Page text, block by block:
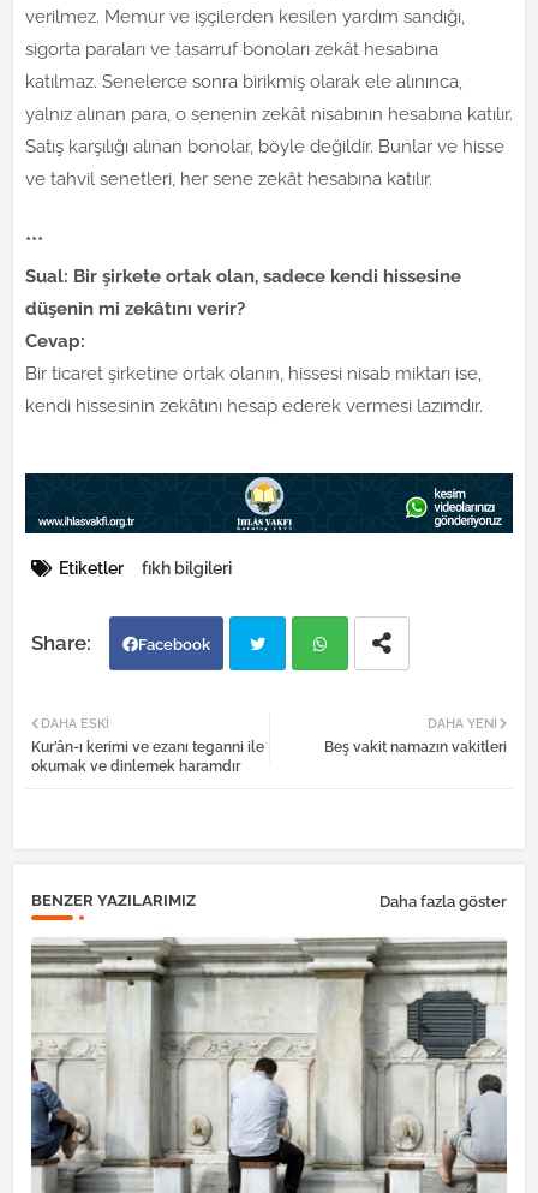
verilmez. Memur ve işçilerden kesilen yardım sandığı,
sigorta paraları ve tasarruf bonoları zekât hesabına
katılmaz. Senelerce sonra birikmiş olarak ele alınınca,
yalnız alınan para, o senenin zekât nisabının hesabına katılır.
Satış karşılığı alınan bonolar, böyle değildir. Bunlar ve hisse
ve tahvil senetleri, her sene zekât hesabına katılır.
***
Sual: Bir şirkete ortak olan, sadece kendi hissesine
düşenin mi zekâtını verir?
Cevap:
Bir ticaret şirketine ortak olanın, hissesi nisab miktarı ise,
kendi hissesinin zekâtını hesap ederek vermesi lazımdır.
Etiketler fıkh bilgileri
Facebook
tter atsa
DAHA YENI
Beş vakit namazın vakitleri
DAHA ESKI
Kur’ân-ı kerimi ve ezanı teganni ile
okumak ve dinlemek haramdır
BENZER YAZILARIMIZ Daha fazla göster